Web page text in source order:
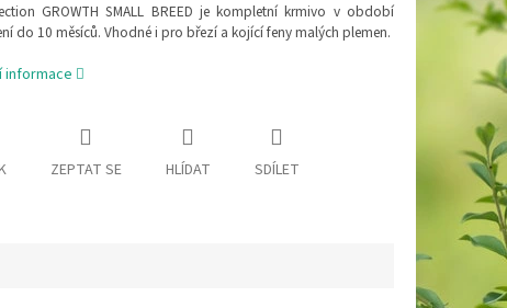
GROWTH SMALL BREED je kompletní krmivo v období
do 10 měsíců. Vhodné i pro březí a kojící feny malých plemen.
informace
ZEPTAT SE HLÍDAT SDÍLET